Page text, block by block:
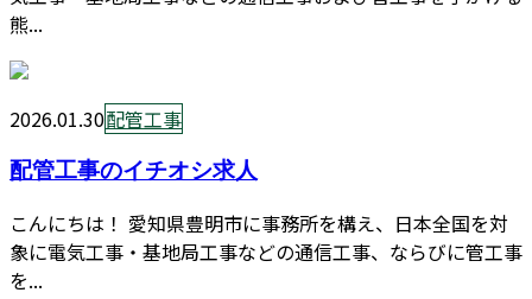
熊...
2026.01.30配管工事
配管工事のイチオシ求人
こんにちは！ 愛知県豊明市に事務所を構え、日本全国を対
象に電気工事・基地局工事などの通信工事、ならびに管工事
を...